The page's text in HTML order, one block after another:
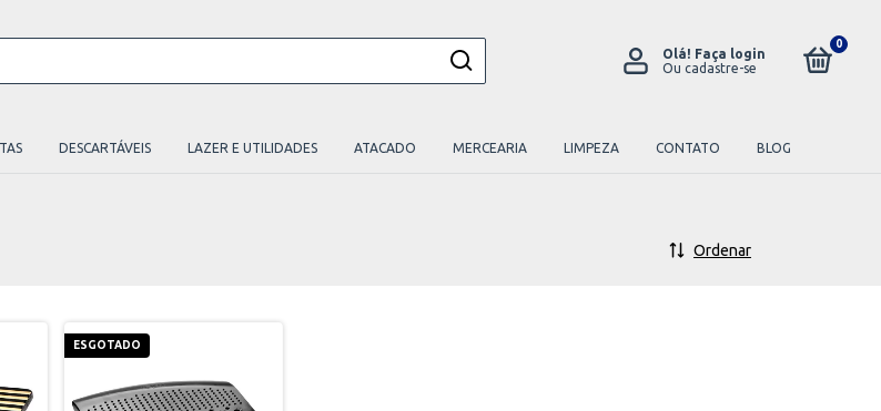
Olá! Faça login
Ou cadastre-se
0
DESCARTÁVEIS LAZER E UTILIDADES ATACADO MERCEARIA LIMPEZA CONTATO BLOG
Ordenar
ESGOTADO